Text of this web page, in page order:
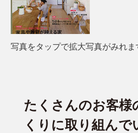
写真をタップで拡大写真がみれま
たくさんのお客様
くりに取り組んで